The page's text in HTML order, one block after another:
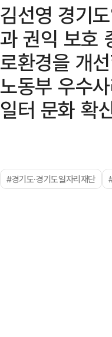
김선영 경기
과 권익 보호
로환경을 개
노동부 우수
일터 문화 확
#경기도·경기도일자리재단